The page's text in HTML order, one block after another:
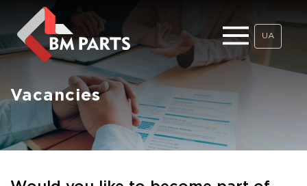
UA
Vacancies